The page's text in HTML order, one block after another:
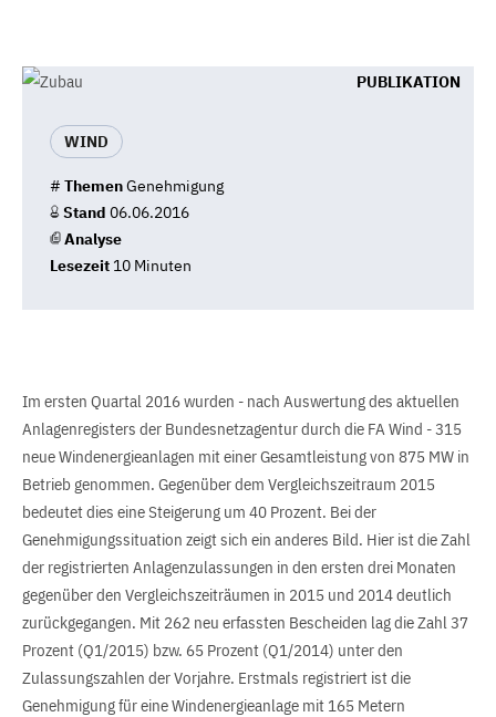
PUBLIKATION
WIND
# ThemenGenehmigung
Stand 06.06.2016
Analyse
Lesezeit 10 Minuten
Im ersten Quartal 2016 wurden - nach Auswertung des aktuellen
Anlagenregisters der Bundesnetzagentur durch die FA Wind - 315
neue Windenergieanlagen mit einer Gesamtleistung von 875 MW in
Betrieb genommen. Gegenüber dem Vergleichszeitraum 2015
bedeutet dies eine Steigerung um 40 Prozent. Bei der
Genehmigungssituation zeigt sich ein anderes Bild. Hier ist die Zahl
der registrierten Anlagenzulassungen in den ersten drei Monaten
gegenüber den Vergleichszeiträumen in 2015 und 2014 deutlich
zurückgegangen. Mit 262 neu erfassten Bescheiden lag die Zahl 37
Prozent (Q1/2015) bzw. 65 Prozent (Q1/2014) unter den
Zulassungszahlen der Vorjahre. Erstmals registriert ist die
Genehmigung für eine Windenergieanlage mit 165 Metern